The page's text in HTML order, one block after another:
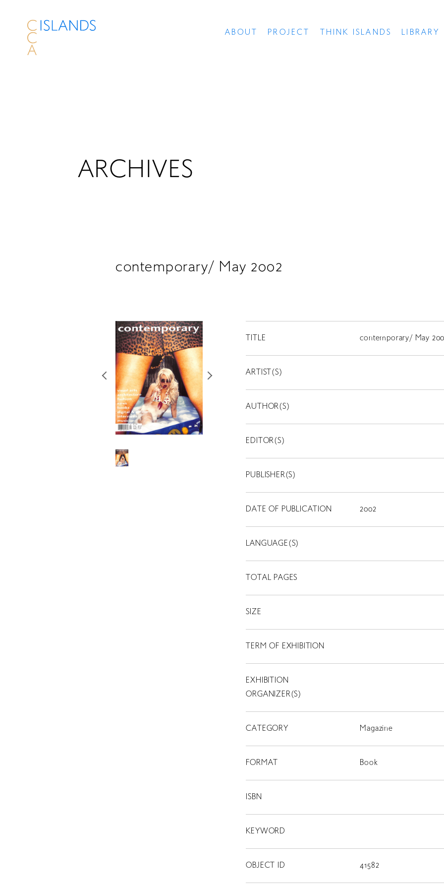
ABOUT PROJECT THINK ISLANDS LIBRARY
THINK ISLANDS
LIBRARY
RETRACE
動画
ARCHIVES
contemporary/ May 2002
TITLE contemporary/ May
ARTIST(S)
AUTHOR(S)
EDITOR(S)
PUBLISHER(S)
DATE OF PUBLICATION 2002
LANGUAGE(S)
TOTAL PAGES
SIZE
TERM OF EXHIBITION
EXHIBITION
ORGANIZER(S)
CATEGORY Magazine
FORMAT Book
ISBN
KEYWORD
OBJECT ID 41582